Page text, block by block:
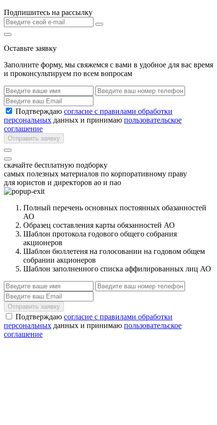
Подпишитесь на рассылку
Оставьте заявку
Заполните форму, мы свяжемся с вами в удобное для вас время
и проконсультируем по всем вопросам
Подтверждаю согласие с правилами обработки
персональных данных и принимаю пользовательское
соглашение
Отправить заявку
скачайте бесплатную подборку
самых полезных материалов по корпоративному праву
для юристов и директоров ао и пао
Полный перечень основных постоянных обазанностей
АО
Образец составления карты обязанностей АО
Шаблон протокола годового общего собрания
акционеров
Шаблон бюллетеня на голосовании на годовом общем
собрании акционеров
Шаблон заполненного списка аффилированных лиц АО
Отправить заявку
Подтверждаю согласие с правилами обработки
персональных данных и принимаю пользовательское
соглашение